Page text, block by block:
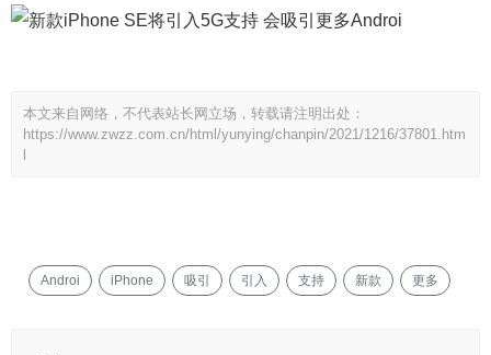
本文来自网络，不代表站长网立场，转载请注明出处：
https://www.zwzz.com.cn/html/yunying/chanpin/2021/1216/37801.htm
Androi iPhone 吸引 引入 支持 新款 更多